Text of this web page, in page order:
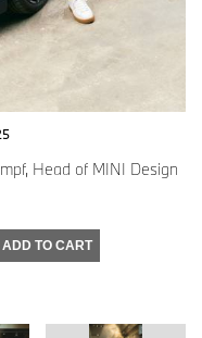
Head of MINI Design
ADD TO CART